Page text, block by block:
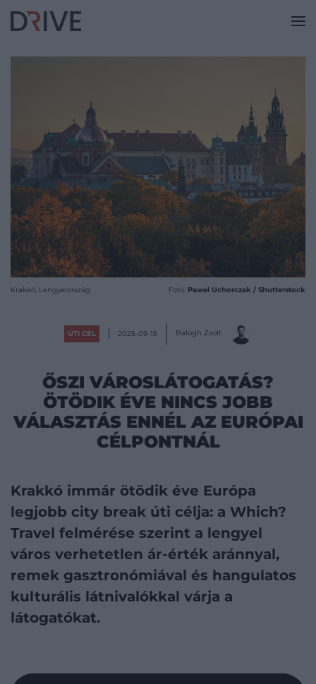
Krakkó, Lengyelország Fotó: Pawel Uchorczak / Shutterstock
ÚTI CÉL 2025-09-15 Balogh Zsolt
ŐSZI VÁROSLÁTOGATÁS?
ÖTÖDIK ÉVE NINCS JOBB
VÁLASZTÁS ENNÉL AZ EURÓPAI
CÉLPONTNÁL
Krakkó immár ötödik éve Európa
legjobb city break úti célja: a Which?
Travel felmérése szerint a lengyel
város verhetetlen ár-érték aránnyal,
remek gasztronómiával és hangulatos
kulturális látnivalókkal várja a
látogatókat.